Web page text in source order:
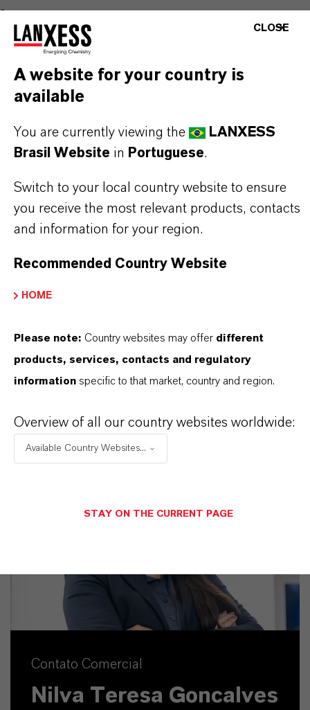
de produto
de entrega
(Número CAS)
SINÔNIMOS DO PRODUTO
Contato Comercial
Nilva Teresa Goncalves
CLOSE
A website for your country is
available
You are currently viewing the
LANXESS
Brasil Website in Portuguese.
Switch to your local country website to ensure
you receive the most relevant products, contacts
and information for your region.
Recommended Country Website
HOME
Please note: Country websites may offer different
products, services, contacts and regulatory
information specific to that market, country and region.
Overview of all our country websites worldwide:
Available Country Websites...
STAY ON THE CURRENT PAGE